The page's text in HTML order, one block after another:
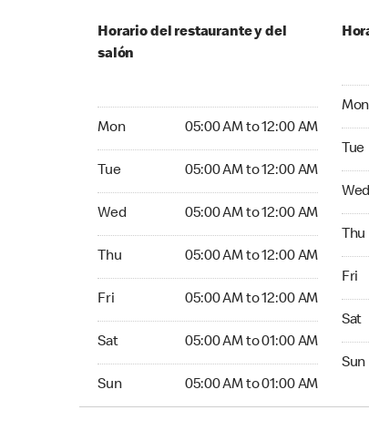
Horario del restaurante y del
salón
Mon 05:00 AM to 12:00 AM
Tue 05:00 AM to 12:00 AM
Wed 05:00 AM to 12:00 AM
Thu 05:00 AM to 12:00 AM
Fri 05:00 AM to 12:00 AM
Sat 05:00 AM to 01:00 AM
Sun 05:00 AM to 01:00 AM
Mon
Tue
Wed
Thu
Fri
Sat
Sun